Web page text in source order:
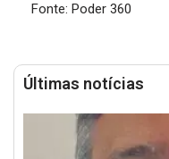
Fonte: Poder 360
Últimas notícias